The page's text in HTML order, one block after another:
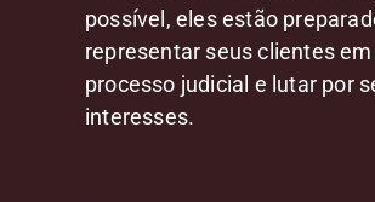
possível, eles estão
representar seus clientes
processo judicial e lutar por
interesses.